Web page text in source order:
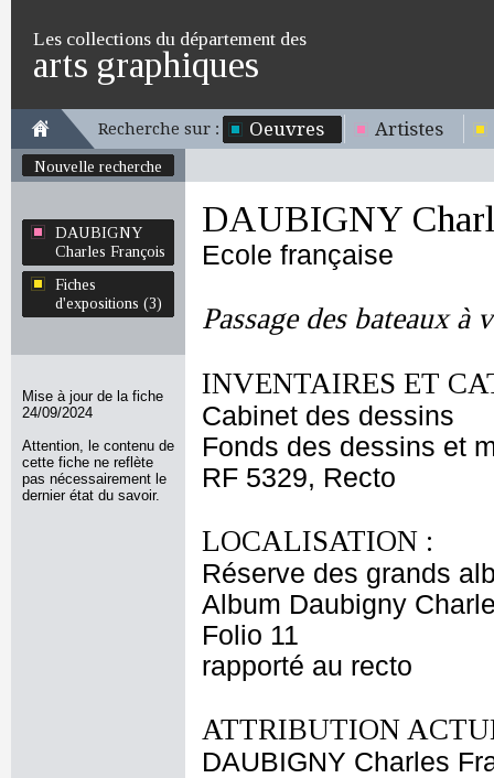
Les collections du département des
arts graphiques
Recherche sur : Oeuvres Artistes
Nouvelle recherche
DAUBIGNY
Charles François
Fiches
d'expositions (3)
Mise à jour de la fiche
24/09/2024
Attention, le contenu de
cette fiche ne reflète
pas nécessairement le
dernier état du savoir.
DAUBIGNY
Ecole française
Passage des bateaux à
INVENTAIRES ET
Cabinet des dessins
Fonds des dessins et
RF 5329, Recto
LOCALISATION :
Réserve des grands
Album Daubigny
Folio 11
rapporté au recto
ATTRIBUTION
DAUBIGNY Charles